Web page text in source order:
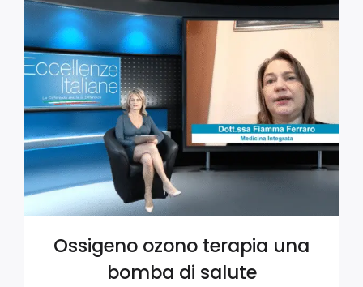
Ossigeno ozono terapia una
bomba di salute